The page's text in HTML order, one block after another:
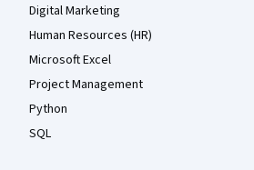
Digital Marketing
Human Resources (HR)
Microsoft Excel
Project Management
Python
SQL